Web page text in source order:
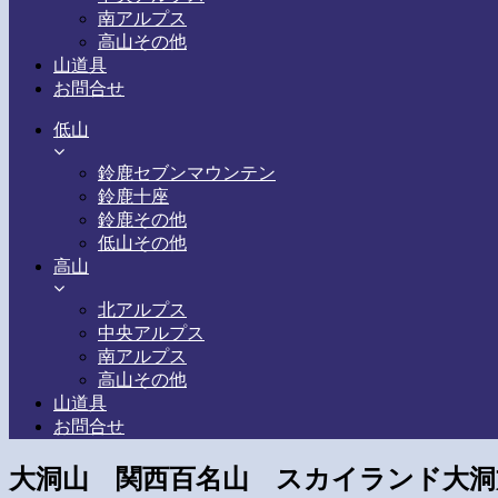
南アルプス
高山その他
山道具
お問合せ
低山
鈴鹿セブンマウンテン
鈴鹿十座
鈴鹿その他
低山その他
高山
北アルプス
中央アルプス
南アルプス
高山その他
山道具
お問合せ
大洞山 関西百名山 スカイランド大洞